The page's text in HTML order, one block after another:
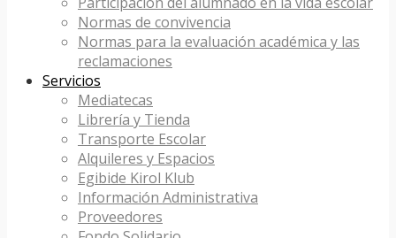
Normas de convivencia
Normas para la evaluación académica y las
reclamaciones
Servicios
Mediatecas
Librería y Tienda
Transporte Escolar
Alquileres y Espacios
Egibide Kirol Klub
Información Administrativa
Proveedores